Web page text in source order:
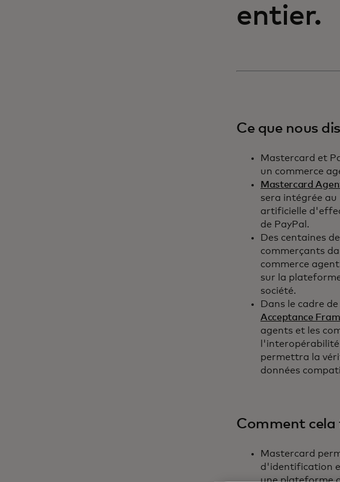
entier.
Ce que nous
Mastercard et
un commerce
Mastercard
sera intégrée au
artificielle
de PayPal.
Des centaines
commerçants
commerce
sur la
société.
Dans le cadre
Acceptance
agents et les
permettra la
données
Comment
Mastercard
d'identification